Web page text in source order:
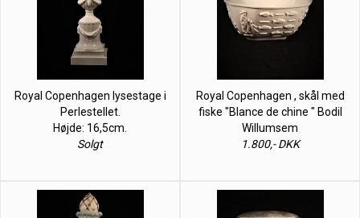
Royal Copenhagen lysestage i
Perlestellet.
Højde: 16,5cm.
Solgt
Royal Copenhagen , skål med
fiske "Blance de chine " Bodil
Willumsem
1.800,- DKK